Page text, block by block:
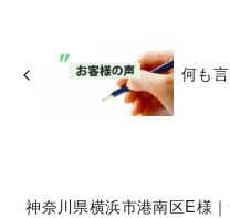
何も
神奈川県横浜市港南区E様